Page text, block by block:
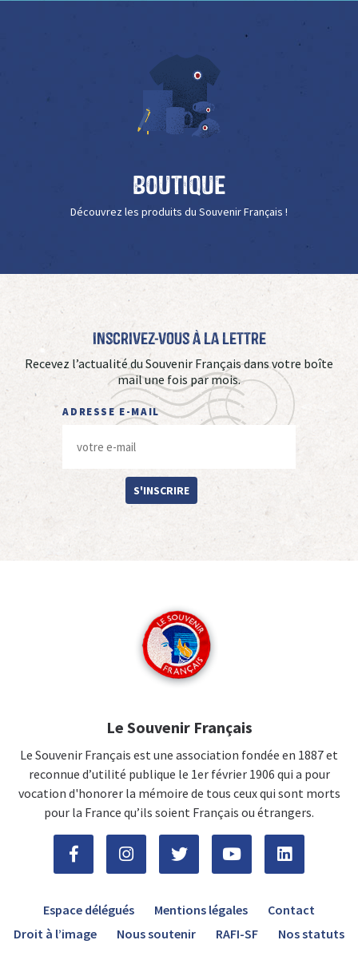
Boutique
Découvrez les produits du Souvenir Français !
Inscrivez-vous à La Lettre
Recevez l’actualité du Souvenir Français dans votre boîte
mail une fois par mois.
ADRESSE E-MAIL
S'INSCRIRE
Le Souvenir Français
Le Souvenir Français est une association fondée en 1887 et
reconnue d’utilité publique le 1er février 1906 qui a pour
vocation d'honorer la mémoire de tous ceux qui sont morts
pour la France qu’ils soient Français ou étrangers.
Espace délégués Mentions légales
Contact
Droit à l’image
Nous soutenir RAFI-SF Nos statuts